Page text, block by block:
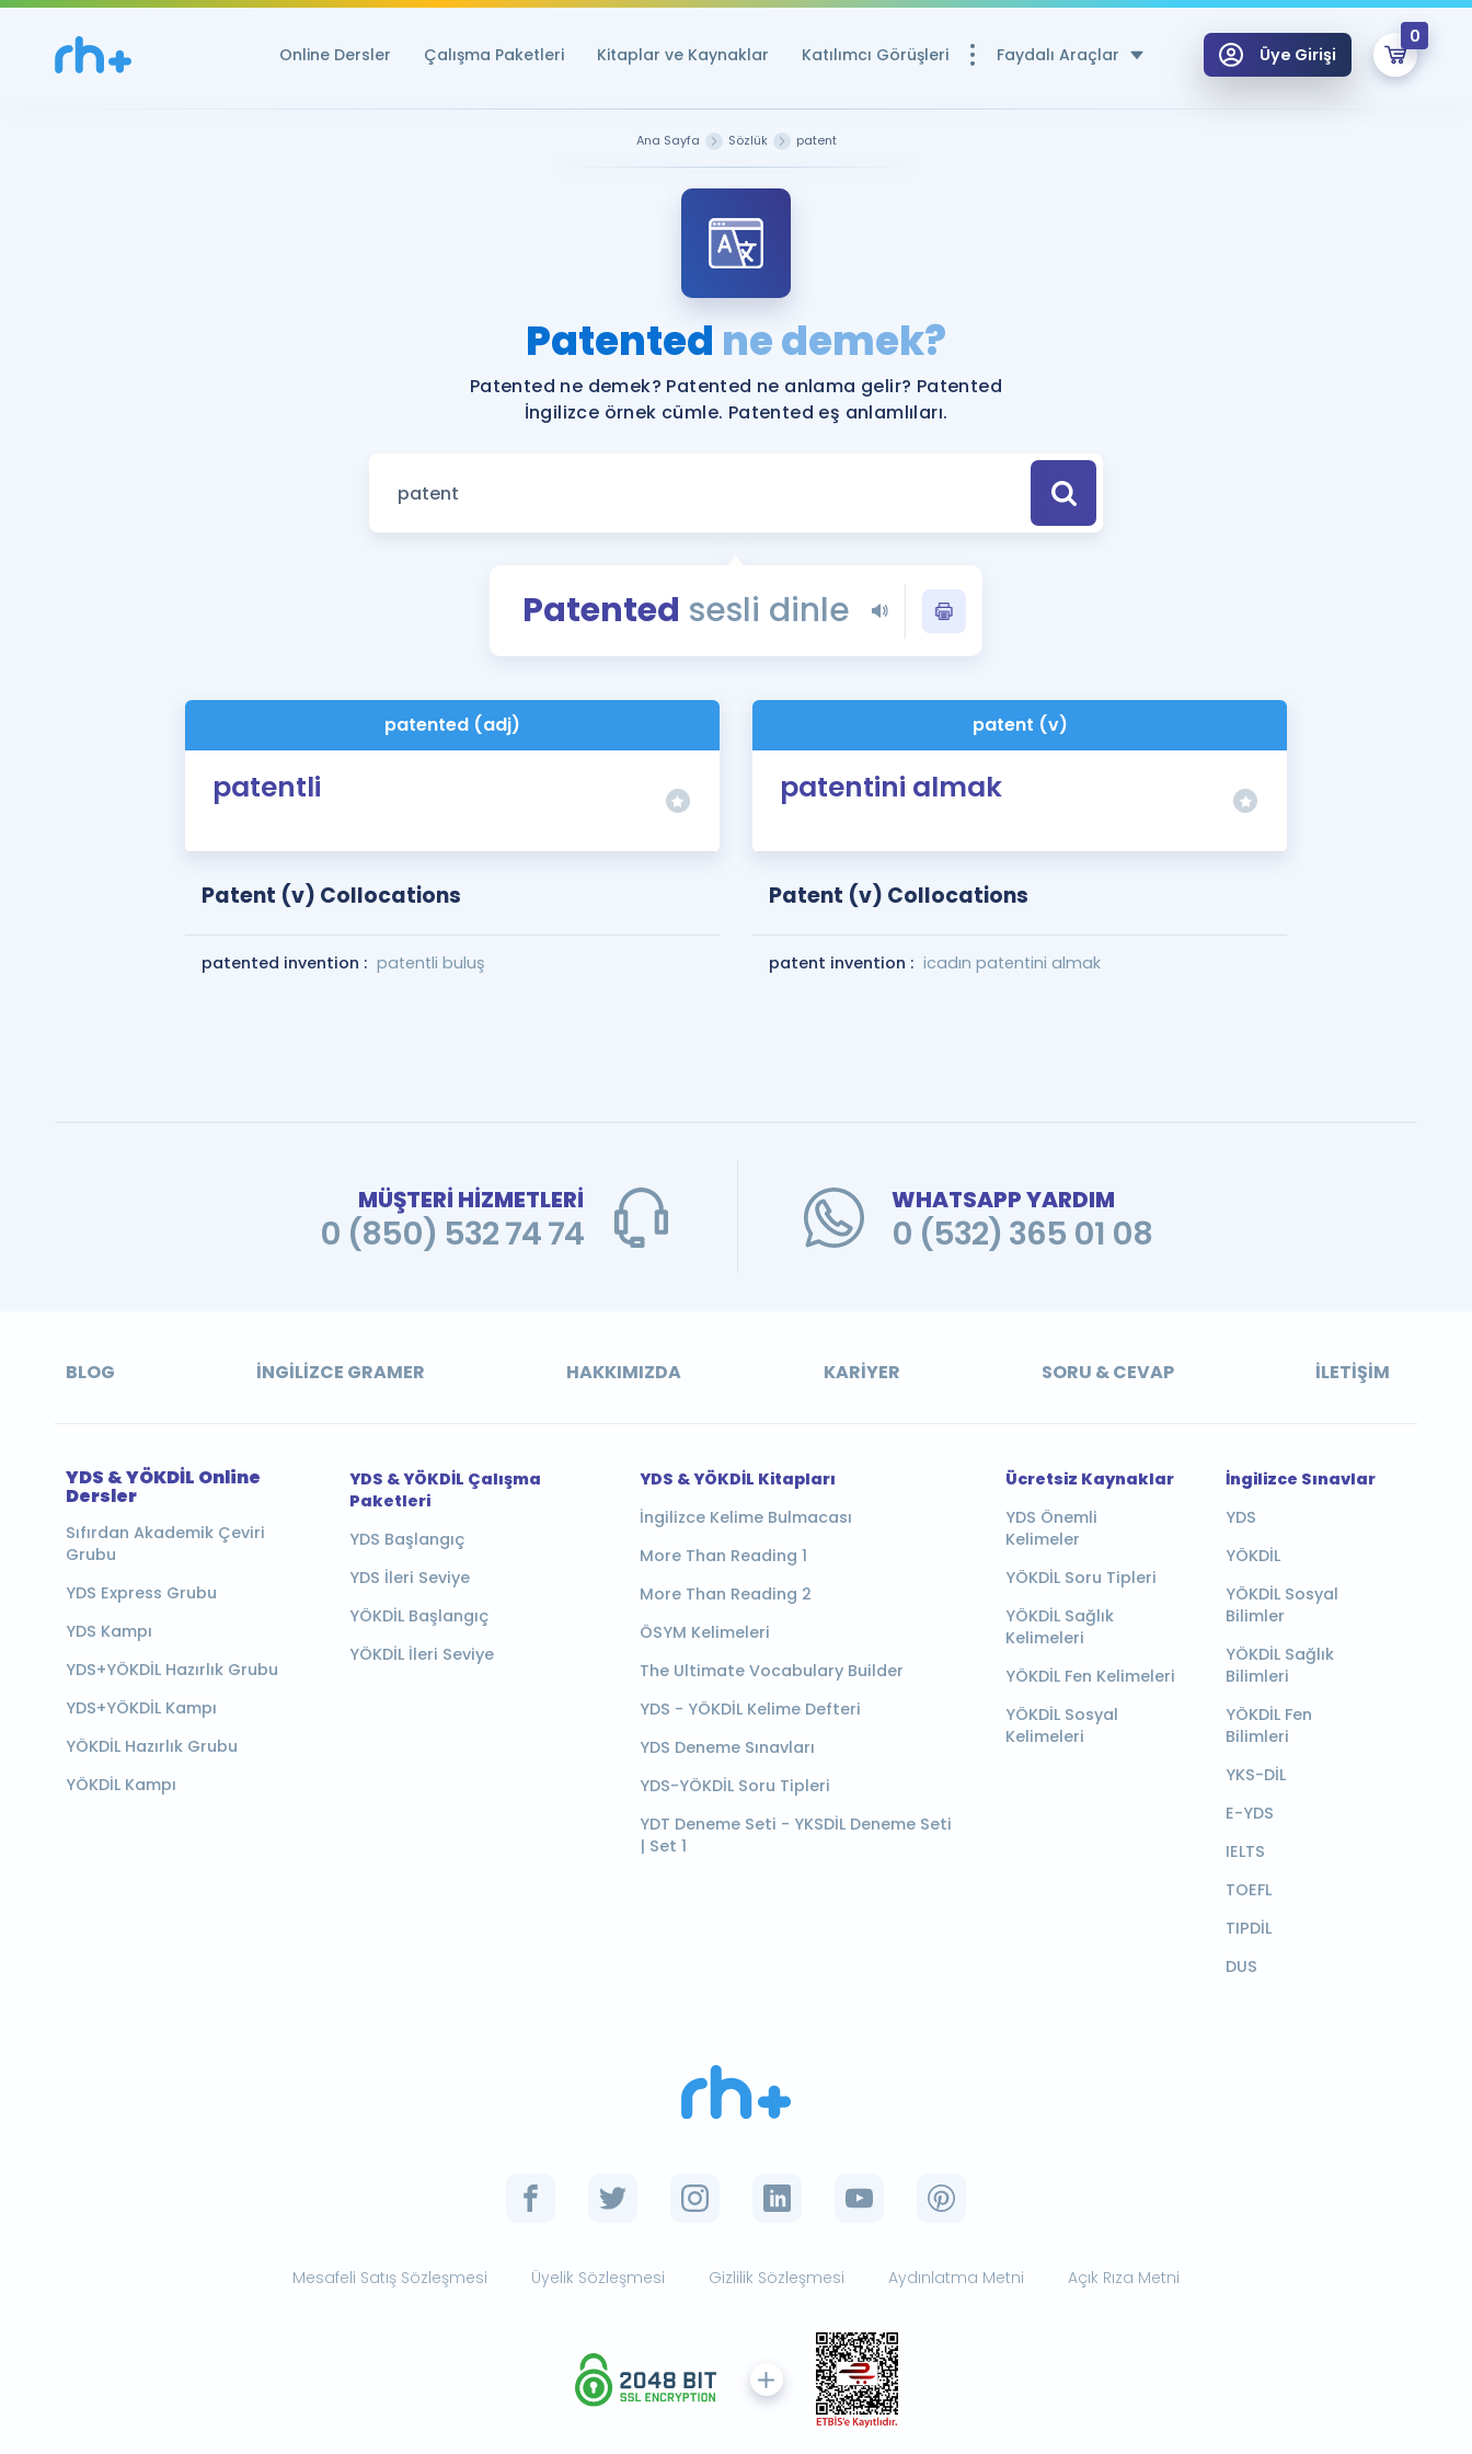
Online Dersler Çalışma Paketleri Kitaplar ve Kaynaklar Katılımcı Görüşleri Faydalı Araçlar
YDS ve YÖKDİL Puan Hesaplama Aracı
YDS ve YÖKDİL'e Hazırlananlar için Öneriler
Tüm ÖSYM Sınavları Tek Takvimde
YDS - YÖKDİL Tüm Sınavlarla İlgili Haberler
İngilizce Gramer
Üye Girişi
0
Ana Sayfa Sözlük patent
Patented ne demek?
Patented ne demek? Patented ne anlama gelir? Patented
İngilizce örnek cümle. Patented eş anlamlıları.
Patented sesli dinle
patented (adj)
patentli
Patent (v) Collocations
patented invention : patentli buluş
patent (v)
patentini almak
Patent (v) Collocations
patent invention : icadın patentini almak
MÜŞTERİ HİZMETLERİ
0 (850) 532 74 74
WHATSAPP YARDIM
0 (532) 365 01 08
BLOG İNGILIZCE GRAMER HAKKIMIZDA KARIYER SORU & CEVAP İLETIŞIM
YDS & YÖKDİL Online
Dersler
Sıfırdan Akademik Çeviri
Grubu
YDS Express Grubu
YDS Kampı
YDS+YÖKDİL Hazırlık Grubu
YDS+YÖKDİL Kampı
YÖKDİL Hazırlık Grubu
YÖKDİL Kampı
YDS & YÖKDİL Çalışma
Paketleri
YDS Başlangıç
YDS İleri Seviye
YÖKDİL Başlangıç
YÖKDİL İleri Seviye
YDS & YÖKDİL Kitapları
İngilizce Kelime Bulmacası
More Than Reading 1
More Than Reading 2
ÖSYM Kelimeleri
The Ultimate Vocabulary Builder
YDS - YÖKDİL Kelime Defteri
YDS Deneme Sınavları
YDS-YÖKDİL Soru Tipleri
YDT Deneme Seti - YKSDİL Deneme Seti
| Set 1
Ücretsiz Kaynaklar
YDS Önemli
Kelimeler
YÖKDİL Soru Tipleri
YÖKDİL Sağlık
Kelimeleri
YÖKDİL Fen Kelimeleri
YÖKDİL Sosyal
Kelimeleri
İngilizce Sınavlar
YDS
YÖKDİL
YÖKDİL Sosyal
Bilimler
YÖKDİL Sağlık
Bilimleri
YÖKDİL Fen
Bilimleri
YKS-DİL
E-YDS
IELTS
TOEFL
TIPDİL
DUS
Mesafeli Satış Sözleşmesi Üyelik Sözleşmesi Gizlilik Sözleşmesi Aydınlatma Metni Açık Rıza Metni